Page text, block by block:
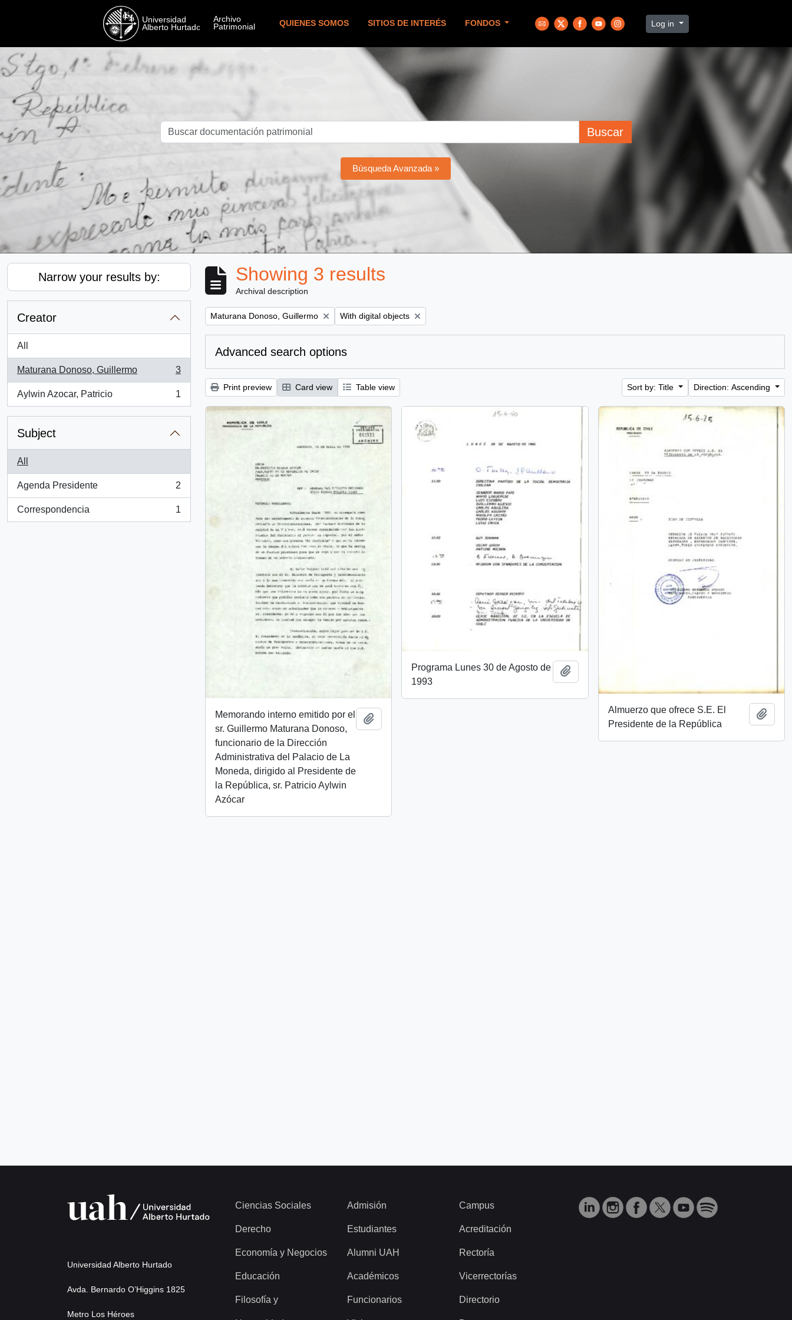
QUIENES SOMOS SITIOS DE INTERÉS FONDOS Log in
Buscar
Búsqueda Avanzada »
Narrow your results by:
Creator
All
Maturana Donoso, Guillermo
, 3 results
3
Aylwin Azocar, Patricio
, 1 results
1
Subject
All
Agenda Presidente
, 2 results
2
Correspondencia
, 1 results
1
Showing 3 results
Archival description
Remove filter:
Maturana Donoso, Guillermo Remove filter:
With digital objects
Advanced search options
Print preview Card view Table view Sort by: Title Direction: Ascending
Memorando interno emitido por el
sr. Guillermo Maturana Donoso,
funcionario de la Dirección
Administrativa del Palacio de La
Moneda, dirigido al Presidente de
la República, sr. Patricio Aylwin
Azócar
Programa Lunes 30 de Agosto de
1993
Add to clipboard
Almuerzo que ofrece S.E. El
Presidente de la República
Add
Universidad Alberto Hurtado
Avda. Bernardo O’Higgins 1825
Metro Los Héroes
Ciencias Sociales
Derecho
Economía y Negocios
Educación
Filosofía y
Admisión
Estudiantes
Alumni UAH
Académicos
Funcionarios
Campus
Acreditación
Rectoría
Vicerrectorías
Directorio